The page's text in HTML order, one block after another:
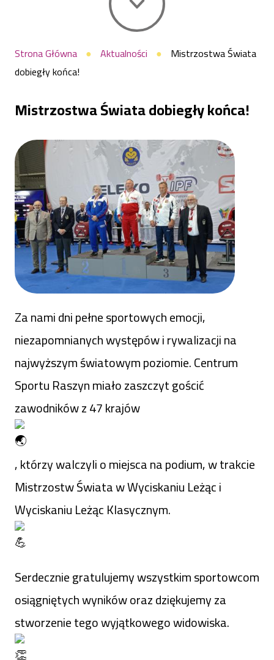
Sportu
Raszyn
Ścieżka
nawigacyjna
Strona Główna Aktualności
Mistrzostwa Świata
dobiegły końca!
Mistrzostwa Świata dobiegły końca!
Za nami dni pełne sportowych emocji,
niezapomnianych występów i rywalizacji na
najwyższym światowym poziomie. Centrum
Sportu Raszyn miało zaszczyt gościć
zawodników z 47 krajów
, którzy walczyli o miejsca na podium, w trakcie
Mistrzostw Świata w Wyciskaniu Leżąc i
Wyciskaniu Leżąc Klasycznym.
Serdecznie gratulujemy wszystkim sportowcom
osiągniętych wyników oraz dziękujemy za
stworzenie tego wyjątkowego widowiska.